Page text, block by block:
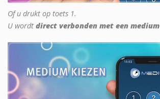
Of u drukt op toets 1.
U wordt direct verbonden met een medium